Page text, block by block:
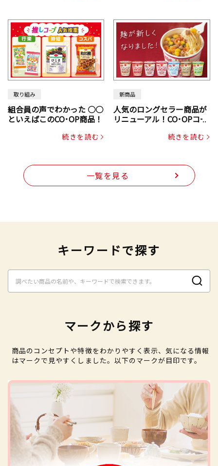
取り組み
組合員の声でわかった ○○
といえばこのCO･OP商品！
続きを読む
新商品
人気のロングセラー商品が
リニューアル！CO･OPコー
続きを読む
一覧を見る
キーワードで探す
マークから探す
商品のコンセプトや特徴をわかりやすく表示、気になる情報
はマークで見やすくしました。以下のマークが目印です。